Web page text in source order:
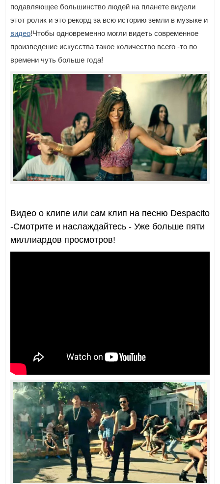
подавляющее большинство людей на планете видели
этот ролик и это рекорд за всю историю земли в музыке и
видео!Чтобы одновременно могли видеть современное
произведение искусства такое количество всего -то по
времени чуть больше года!
Видео о клипе или сам клип на песню Despacito
-Смотрите и наслаждайтесь - Уже больше пяти
миллиардов просмотров!